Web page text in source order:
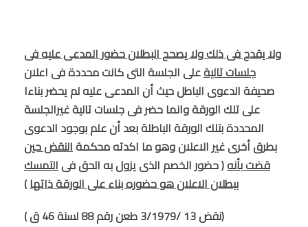
ولا يقدح فى ذلك ولا يصحح البطلان حضور المدعى عليه فى
جلسات تاليةعلى الجلسة التى كانت محددة فى اعلان
صحيفة الدعوى الباطل حيث أن المدعى عليه لم يحضر بناءا
على تلك الورقة وانما حضر فى جلسات تالية غيرالجلسة
المحددة بتلك الورقة الباطلة بعد أن علم بوجود الدعوى
بطرق أخرى غير الاعلان وهو ما اكدته محكمةالنقض حين
قضت بأنه( حضور الخصم الذى يزول به الحق فىالتمسك
ببطلان الاعلان هو حضوره بناء على الورقة ذاتها)
( نقض 13 /3/1979 طعن رقم 88 لسنة 46 ق)